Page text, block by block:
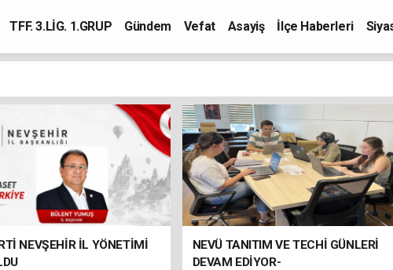
TFF. 3.LİG. 1.GRUP Gündem Vefat Asayiş İlçe Haberleri
NEVŞEHİR İL YÖNETİMİ
NEVÜ TANITIM VE TECHİ GÜNLERİ
DEVAM EDİYOR-